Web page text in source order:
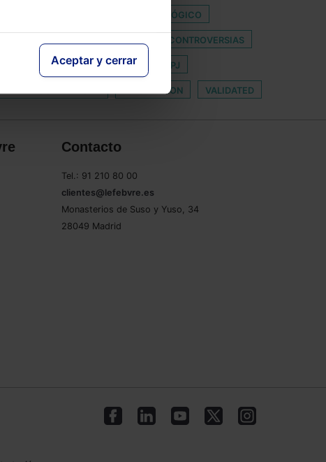
Aceptar y cerrar
DERECHO TECNOLÓGICO
MEDIOS ADECUADOS DE SOLUCIÓN DE CONTROVERSIAS
RENOVACION DEL CGPJ
BLANCO PERTEGAZ TRAMTACION VALIDATED
Contacto
Tel.: 91 210 80 00
clientes@lefebvre.es
Monasterios de Suso y Yuso, 34
28049 Madrid